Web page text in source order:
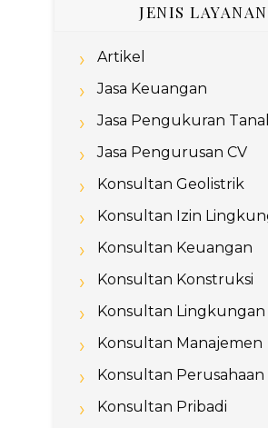
JENIS LAYANAN
Artikel
Jasa Keuangan
Jasa Pengukuran
Jasa Pengurusan CV
Konsultan Geolistrik
Konsultan Izin
Konsultan Keuangan
Konsultan Konstruksi
Konsultan
Konsultan Manajemen
Konsultan Perusahaan
Konsultan Pribadi